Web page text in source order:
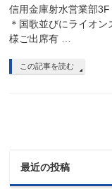
信用金庫射水営業部
＊国歌並びにライ
様ご出席有 …
この記事を読む
最近の投稿